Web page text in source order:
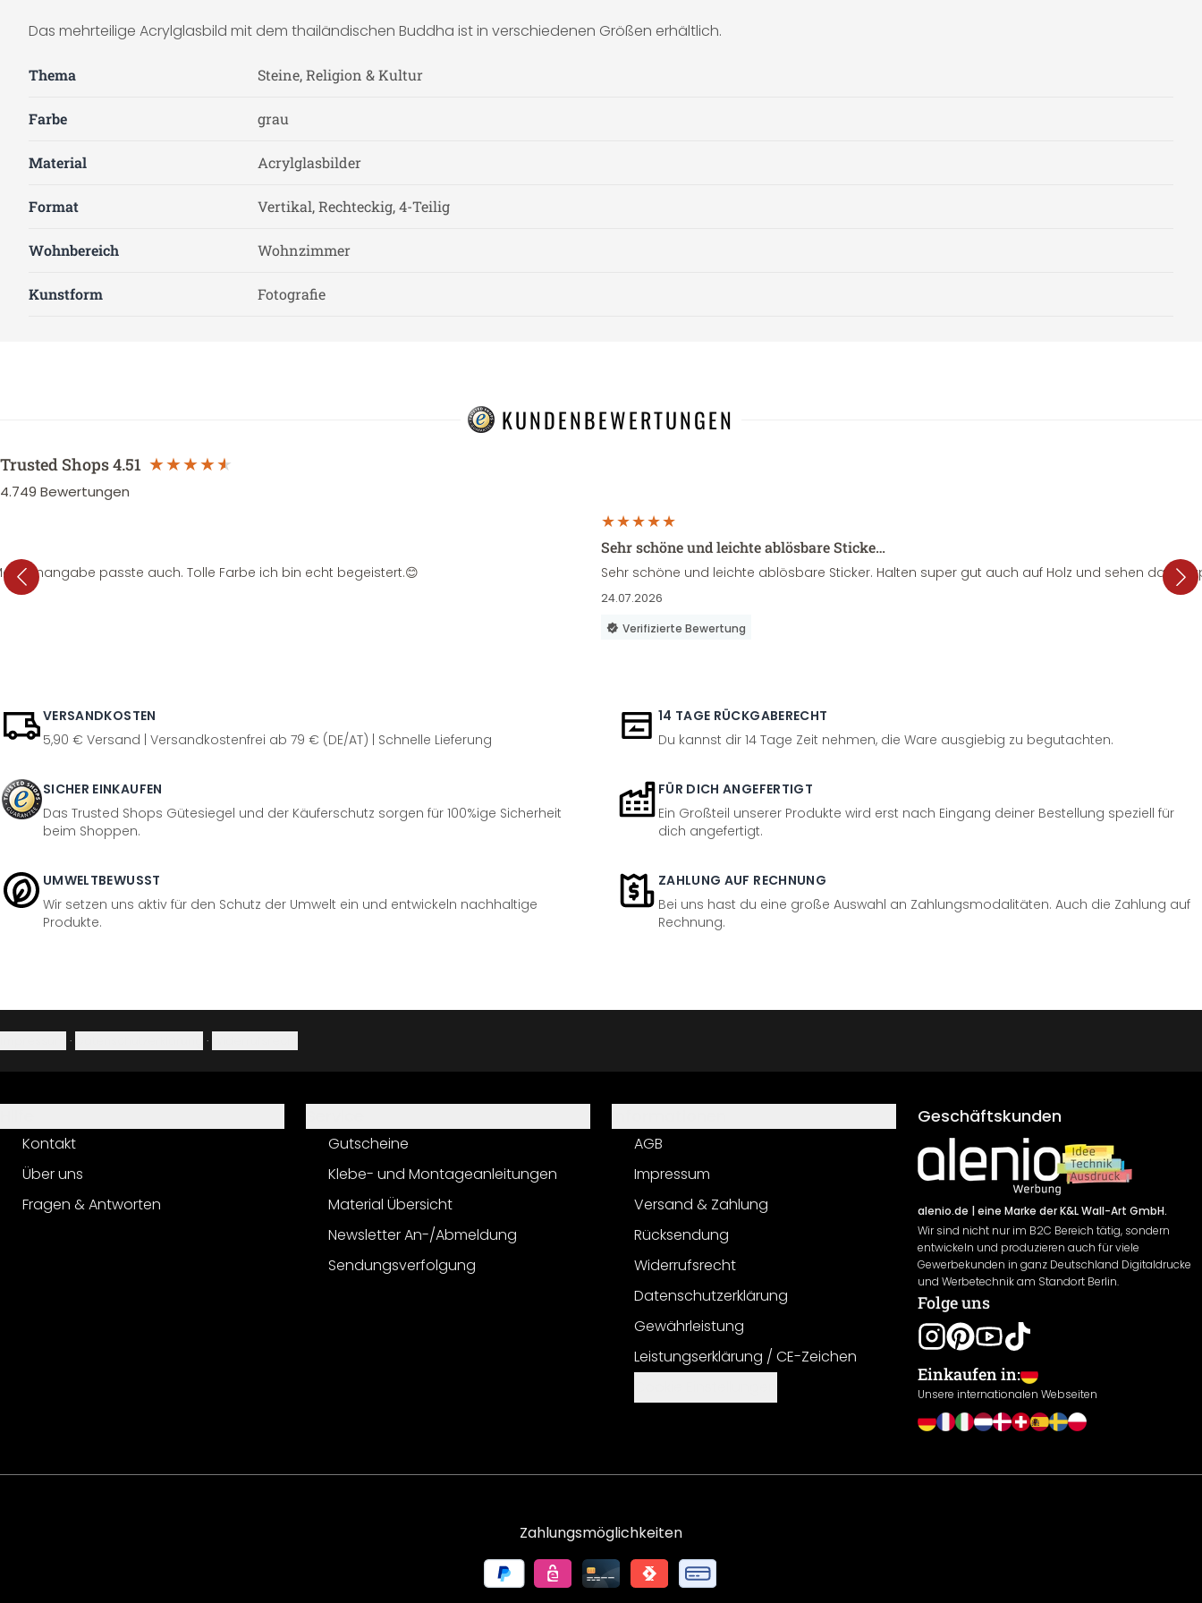
Das mehrteilige Acrylglasbild mit dem thailändischen Buddha ist in verschiedenen Größen erhältlich.
Thema Steine, Religion & Kultur
Farbe grau
Material Acrylglasbilder
Format Vertikal, Rechteckig, 4-Teilig
Wohnbereich Wohnzimmer
Kunstform Fotografie
KUNDENBEWERTUNGEN
Trusted Shops4.51
4.749 Bewertungen
passte auch. Tolle Farbe ich bin echt begeistert.😊
Sehr schöne und leichte ablösbare Sticke…
Sehr schöne und leichte ablösbare Sticker. Halten super gut auch auf Holz und sehen dazu
24.07.2026
Verifizierte Bewertung
VERSANDKOSTEN
5,90 € Versand | Versandkostenfrei ab 79 € (DE/AT) | Schnelle Lieferung
14 TAGE RÜCKGABERECHT
Du kannst dir 14 Tage Zeit nehmen, die Ware ausgiebig zu begutachten.
SICHER EINKAUFEN
Das Trusted Shops Gütesiegel und der Käuferschutz sorgen für 100%ige Sicherheit
beim Shoppen.
FÜR DICH ANGEFERTIGT
Ein Großteil unserer Produkte wird erst nach Eingang deiner Bestellung speziell für
dich angefertigt.
UMWELTBEWUSST
Wir setzen uns aktiv für den Schutz der Umwelt ein und entwickeln nachhaltige
Produkte.
ZAHLUNG AUF RECHNUNG
Bei uns hast du eine große Auswahl an Zahlungsmodalitäten. Auch die Zahlung auf
Rechnung.
· ·
Kontakt
Über uns
Fragen & Antworten
Gutscheine
Klebe- und Montageanleitungen
Material Übersicht
Newsletter An-/Abmeldung
Sendungsverfolgung
AGB
Impressum
Versand & Zahlung
Rücksendung
Widerrufsrecht
Datenschutzerklärung
Gewährleistung
Leistungserklärung / CE-Zeichen
Geschäftskunden
alenio.de | eine Marke der K&L Wall-Art GmbH.
Wir sind nicht nur im B2C Bereich tätig, sondern
entwickeln und produzieren auch für viele
Gewerbekunden in ganz Deutschland Digitaldrucke
und Werbetechnik am Standort Berlin.
Folge uns
Einkaufen in:
Unsere internationalen Webseiten
Zahlungsmöglichkeiten